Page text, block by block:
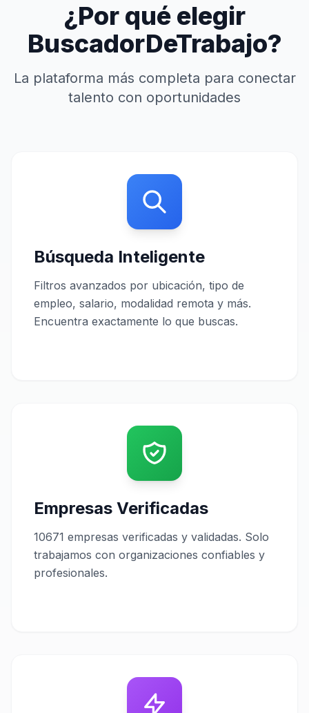
¿Por qué elegir
BuscadorDeTrabajo?
La plataforma más completa para conectar
talento con oportunidades
Búsqueda Inteligente
Filtros avanzados por ubicación, tipo de
empleo, salario, modalidad remota y más.
Encuentra exactamente lo que buscas.
Empresas Verificadas
10671 empresas verificadas y validadas. Solo
trabajamos con organizaciones confiables y
profesionales.